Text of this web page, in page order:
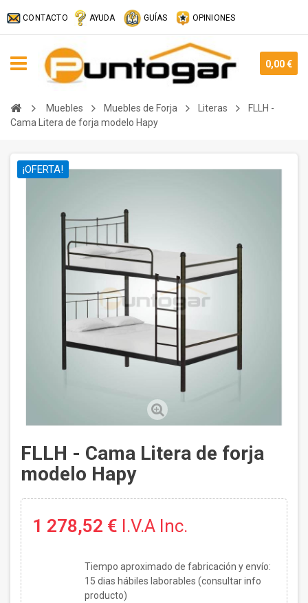
CONTACTO AYUDA GUÍAS OPINIONES
0,00 €
Muebles Muebles de Forja Literas
FLLH -
Cama Litera de forja modelo Hapy
¡OFERTA!
FLLH - Cama Litera de forja
modelo Hapy
1 278,52 € I.V.A Inc.
Tiempo aproximado de fabricación y envío:
15 dias hábiles laborables (consultar info
producto)